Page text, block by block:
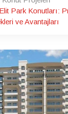
Park Konutları:
ve Avantajları